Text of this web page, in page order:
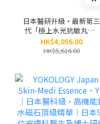
日本醫研升級・最新第三
代「極上水光抗敏丸」 /
12盒（原價：$5,616）
HK$4,056.00
HK$5,616.00